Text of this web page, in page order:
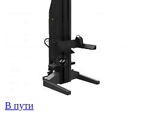
В пути